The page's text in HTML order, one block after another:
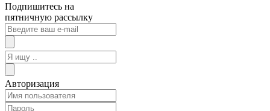
Подпишитесь на
пятничную рассылку
Авторизация